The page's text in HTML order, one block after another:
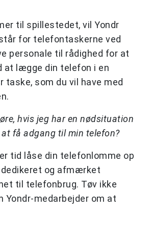
til spillestedet, vil Yondr
for telefontaskerne ved
personale til rådighed for at
at lægge din telefon i en
taske, som du vil have med
hvis jeg har en nødsituation
få adgang til min telefon?
tid låse din telefonlomme op
og afmærket
til telefonbrug. Tøv ikke
Yondr-medarbejder om at